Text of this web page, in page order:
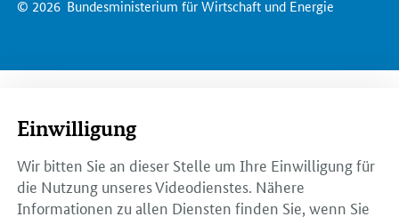
© 2026 Bundesministerium für Wirtschaft und Energie
Einwilligung
Wir bitten Sie an dieser Stelle um Ihre Einwilligung für
die Nutzung unseres Videodienstes. Nähere
Informationen zu allen Diensten finden Sie, wenn Sie